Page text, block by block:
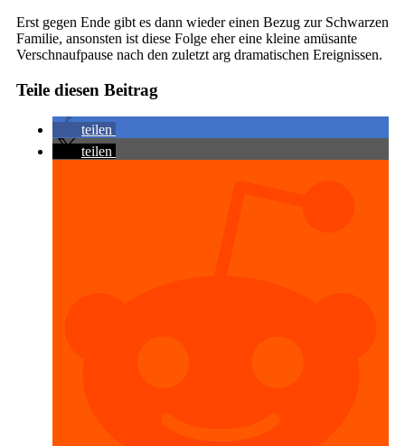
Erst gegen Ende gibt es dann wieder einen Bezug zur Schwarzen
Familie, ansonsten ist diese Folge eher eine kleine amüsante
Verschnaufpause nach den zuletzt arg dramatischen Ereignissen.
Teile diesen Beitrag
teilen
teilen